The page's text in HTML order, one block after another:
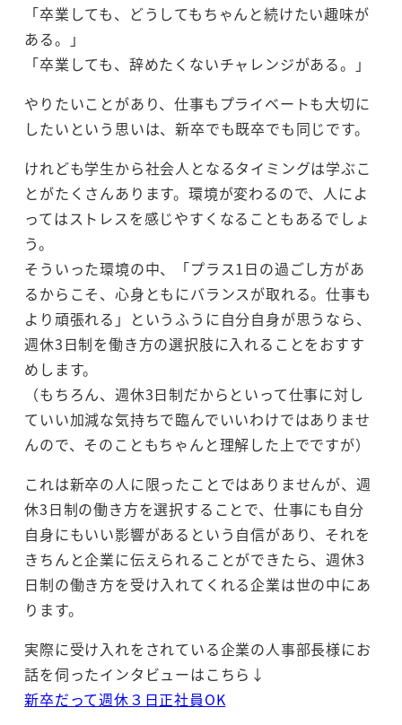
「卒業しても、どうしてもちゃんと続けたい趣味が
ある。」
「卒業しても、辞めたくないチャレンジがある。」
やりたいことがあり、仕事もプライベートも大切に
したいという思いは、新卒でも既卒でも同じです。
けれども学生から社会人となるタイミングは学ぶこ
とがたくさんあります。環境が変わるので、人によ
ってはストレスを感じやすくなることもあるでしょ
う。
そういった環境の中、「プラス1日の過ごし方があ
るからこそ、心身ともにバランスが取れる。仕事も
より頑張れる」というふうに自分自身が思うなら、
週休3日制を働き方の選択肢に入れることをおすす
めします。
（もちろん、週休3日制だからといって仕事に対し
ていい加減な気持ちで臨んでいいわけではありませ
んので、そのこともちゃんと理解した上でですが）
これは新卒の人に限ったことではありませんが、週
休3日制の働き方を選択することで、仕事にも自分
自身にもいい影響があるという自信があり、それを
きちんと企業に伝えられることができたら、週休3
日制の働き方を受け入れてくれる企業は世の中にあ
ります。
実際に受け入れをされている企業の人事部長様にお
話を伺ったインタビューはこちら↓
新卒だって週休３日正社員OK